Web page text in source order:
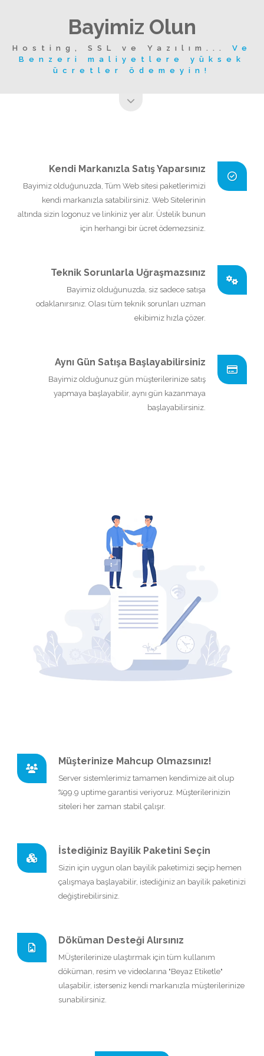
Bayimiz Olun
Hosting, SSL ve Yazılım... Ve
Benzeri maliyetlere yüksek
ücretler ödemeyin!
Kendi Markanızla Satış Yaparsınız
Bayimiz olduğunuzda, Tüm Web sitesi paketlerimizi
kendi markanızla satabilirsiniz. Web Sitelerinin
altında sizin logonuz ve linkiniz yer alır. Üstelik bunun
için herhangi bir ücret ödemezsiniz.
Teknik Sorunlarla Uğraşmazsınız
Bayimiz olduğunuzda, siz sadece satışa
odaklanırsınız. Olası tüm teknik sorunları uzman
ekibimiz hızla çözer.
Aynı Gün Satışa Başlayabilirsiniz
Bayimiz olduğunuz gün müşterilerinize satış
yapmaya başlayabilir, aynı gün kazanmaya
başlayabilirsiniz.
Müşterinize Mahcup Olmazsınız!
Server sistemlerimiz tamamen kendimize ait olup
%99.9 uptime garantisi veriyoruz. Müşterilerinizin
siteleri her zaman stabil çalışır.
İstediğiniz Bayilik Paketini Seçin
Sizin için uygun olan bayilik paketimizi seçip hemen
çalışmaya başlayabilir, istediğiniz an bayilik paketinizi
değiştirebilirsiniz.
Döküman Desteği Alırsınız
MÜşterilerinize ulaştırmak için tüm kullanım
döküman, resim ve videolarına "Beyaz Etiketle"
ulaşabilir, isterseniz kendi markanızla müşterilerinize
sunabilirsiniz.